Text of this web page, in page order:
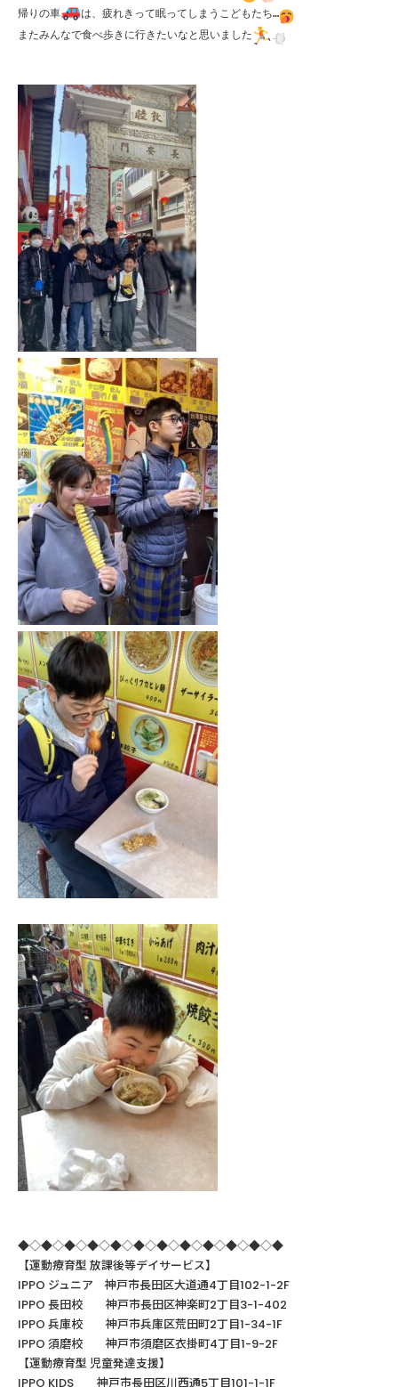
帰りの車
は、疲れきって眠ってしまうこどもたち…
またみんなで食べ歩きに行きたいなと思いました
◆◇◆◇◆◇◆◇◆◇◆◇◆◇◆◇◆◇◆◇◆◇◆
【運動療育型放課後等デイサービス】
IPPO ジュニア 神戸市長田区大道通4丁目102-1-2F
IPPO 長田校 神戸市長田区神楽町2丁目3-1-402
IPPO 兵庫校 神戸市兵庫区荒田町2丁目1-34-1F
IPPO 須磨校 神戸市須磨区衣掛町4丁目1-9-2F
【運動療育型児童発達支援】
IPPO KIDS 神戸市長田区川西通5丁目101-1-1F